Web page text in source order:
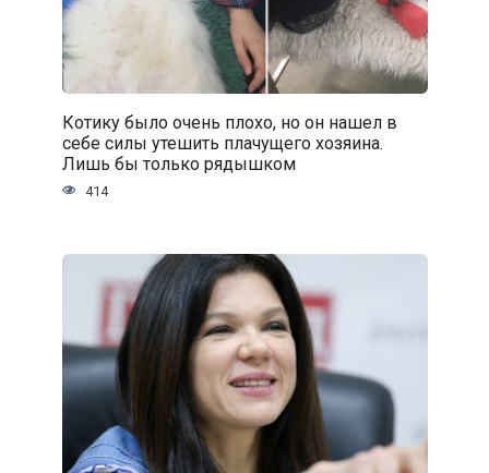
Котику было очень плохо, но он нашел в
себе силы утешить плачущего хозяина.
Лишь бы только рядышком
414